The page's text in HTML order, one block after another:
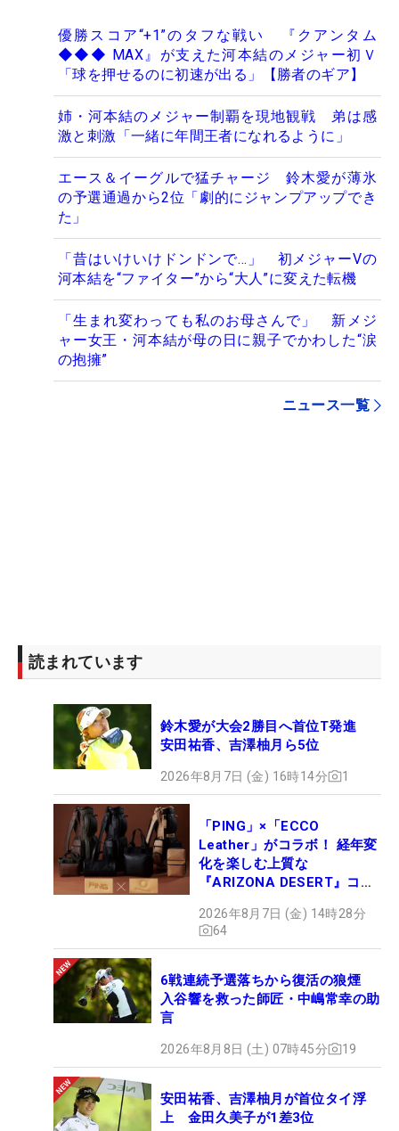
優勝スコア“+1”のタフな戦い 『クアンタム
◆◆◆ MAX』が支えた河本結のメジャー初Ｖ
「球を押せるのに初速が出る」【勝者のギア】
姉・河本結のメジャー制覇を現地観戦 弟は感
激と刺激「一緒に年間王者になれるように」
エース＆イーグルで猛チャージ 鈴木愛が薄氷
の予選通過から2位「劇的にジャンプアップでき
た」
「昔はいけいけドンドンで…」 初メジャーVの
河本結を“ファイター”から“大人”に変えた転機
「生まれ変わっても私のお母さんで」 新メジ
ャー女王・河本結が母の日に親子でかわした“涙
の抱擁”
ニュース一覧
読まれています
鈴木愛が大会2勝目へ首位T発進
安田祐香、吉澤柚月ら5位
2026年8月7日 (金) 16時14分 1
「PING」×「ECCO
Leather」がコラボ！ 経年変
化を楽しむ上質な
『ARIZONA DESERT』コレ
ュー
2026年8月7日 (金) 14時28分
64
6戦連続予選落ちから復活の狼煙
入谷響を救った師匠・中嶋常幸の助
言
2026年8月8日 (土) 07時45分 19
安田祐香、吉澤柚月が首位タイ浮
上 金田久美子が1差3位